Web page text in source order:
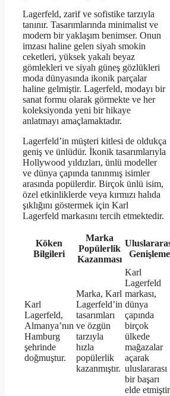
Lagerfeld, zarif ve sofistike tarzıyla
tanınır. Tasarımlarında minimalist ve
modern bir yaklaşım benimser. Onun
imzası haline gelen siyah smokin
ceketleri, yüksek yakalı beyaz
gömlekleri ve siyah güneş gözlükleri
moda dünyasında ikonik parçalar
haline gelmiştir. Lagerfeld, modayı bir
sanat formu olarak görmekte ve her
koleksiyonda yeni bir hikaye
anlatmayı amaçlamaktadır.
Lagerfeld’in müşteri kitlesi de oldukça
geniş ve ünlüdür. İkonik tasarımlarıyla
Hollywood yıldızları, ünlü modeller
ve dünya çapında tanınmış isimler
arasında popülerdir. Birçok ünlü isim,
özel etkinliklerde veya kırmızı halıda
şıklığını göstermek için Karl
Lagerfeld markasını tercih etmektedir.
Köken
Bilgileri
Marka
Popülerlik
Kazanması
Genişleme
Karl
Lagerfeld,
Almanya’nın
Hamburg
şehrinde
doğmuştur.
Marka, Karl
Lagerfeld’in
tasarımları
ve özgün
tarzıyla
hızla
popülerlik
kazanmıştır.
Karl
Lagerfeld
markası,
dünya
çapında
birçok
ülkede
mağazalar
açarak
uluslararası
bir başarı
elde